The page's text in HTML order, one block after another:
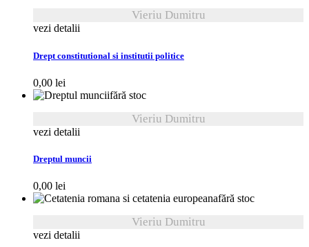
Vieriu Dumitru
vezi detalii
Drept constitutional si institutii politice
0,00 lei
fără stoc
Vieriu Dumitru
vezi detalii
Dreptul muncii
0,00 lei
fără stoc
Vieriu Dumitru
vezi detalii